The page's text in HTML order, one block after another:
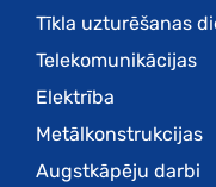
Tīkla uzturēšanas
Telekomunikācijas
Elektrība
Metālkonstrukcijas
Augstkāpēju darbi